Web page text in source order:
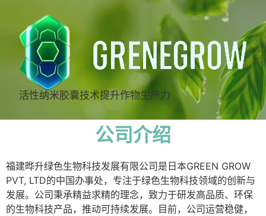
活性纳米胶囊技术提升作物生产力
公司介绍
福建晔升绿色生物科技发展有限公司是日本GREEN GROW
PVT, LTD的中国办事处，专注于绿色生物科技领域的创新与
发展。公司秉承精益求精的理念，致力于研发高品质、环保
的生物科技产品，推动可持续发展。目前，公司运营稳健，